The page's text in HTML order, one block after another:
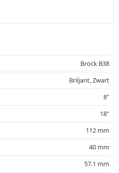
Brock B38
Briljant, Zwart
8"
18"
112 mm
40 mm
57.1 mm